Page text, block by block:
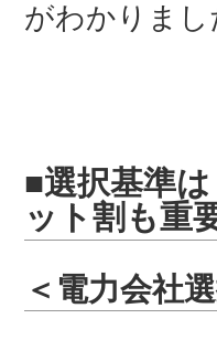
がわかりまし
■選択基準
ット割も重
＜電力会社